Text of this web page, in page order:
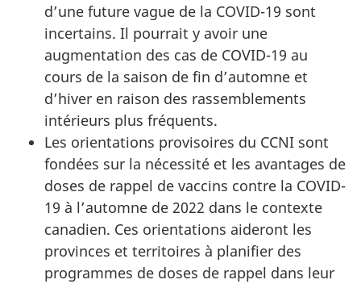
d’une future vague de la COVID-19 sont
incertains. Il pourrait y avoir une
augmentation des cas de COVID-19 au
cours de la saison de fin d’automne et
d’hiver en raison des rassemblements
intérieurs plus fréquents.
Les orientations provisoires du CCNI sont
fondées sur la nécessité et les avantages de
doses de rappel de vaccins contre la COVID-
19 à l’automne de 2022 dans le contexte
canadien. Ces orientations aideront les
provinces et territoires à planifier des
programmes de doses de rappel dans leur